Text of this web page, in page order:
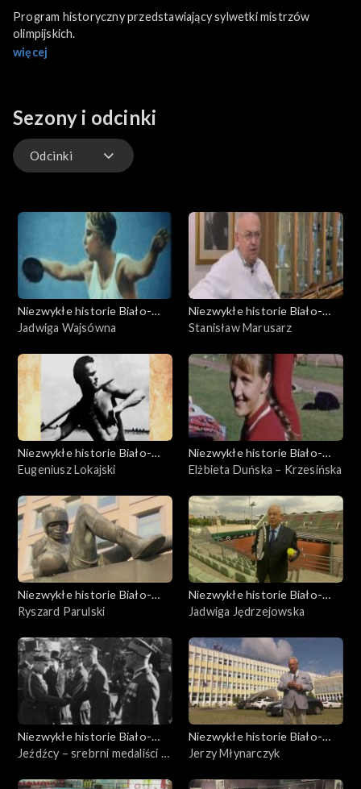
Program historyczny przedstawiający sylwetki mistrzów
olimpijskich.
więcej
Sezony i odcinki
Odcinki
Niezwykłe historie Biało-
Czerwonych
Jadwiga Wajsówna
Niezwykłe historie Biało-
Czerwonych
Stanisław Marusarz
Niezwykłe historie Biało-
Czerwonych
Eugeniusz Lokajski
Niezwykłe historie Biało-
Czerwonych
Elżbieta Duńska – Krzesińska
Niezwykłe historie Biało-
Czerwonych
Ryszard Parulski
Niezwykłe historie Biało-
Czerwonych
Jadwiga Jędrzejowska
Niezwykłe historie Biało-
Czerwonych
Jeźdźcy – srebrni medaliści w
Niezwykłe historie Biało-
Czerwonych
Jerzy Młynarczyk